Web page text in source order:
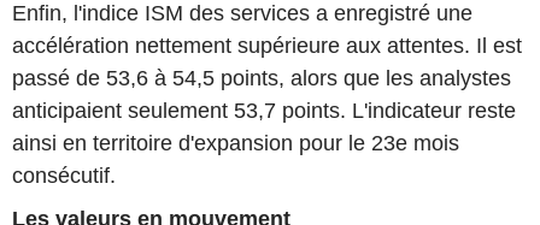
Enfin, l'indice ISM des services a enregistré une
accélération nettement supérieure aux attentes. Il est
passé de 53,6 à 54,5 points, alors que les analystes
anticipaient seulement 53,7 points. L'indicateur reste
ainsi en territoire d'expansion pour le 23e mois
consécutif.
Les valeurs en mouvement